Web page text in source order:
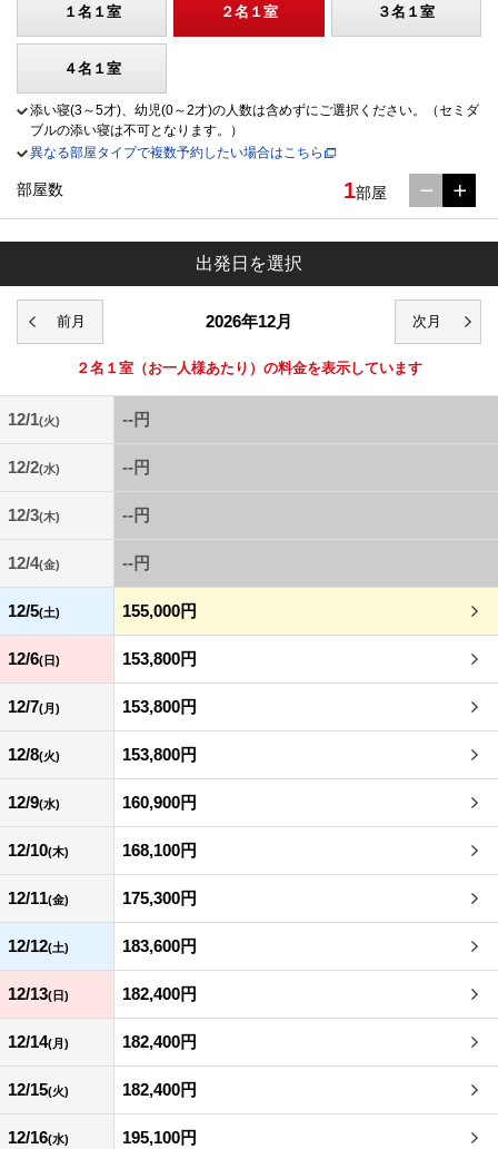
１名１室 ２名１室 ３名１室
４名１室
添い寝(3～5才)、幼児(0～2才)の人数は含めずにご選択ください。（セミダ
ブルの添い寝は不可となります。）
異なる部屋タイプで複数予約したい場合はこちら
部屋数 1部屋
出発日を選択
2026年12月
２名１室 （お一人様あたり）の料金を表示しています
12/1(火) --円
12/2(水) --円
12/3(木) --円
12/4(金) --円
12/5(土) 155,000円
12/6(日) 153,800円
12/7(月) 153,800円
12/8(火) 153,800円
12/9(水) 160,900円
12/10(木) 168,100円
12/11(金) 175,300円
12/12(土) 183,600円
12/13(日) 182,400円
12/14(月) 182,400円
12/15(火) 182,400円
12/16(水) 195,100円